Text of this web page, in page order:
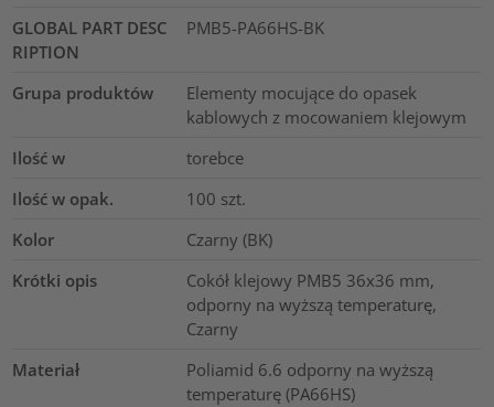
GLOBAL PART DESC
RIPTION
PMB5-PA66HS-BK
Grupa produktów
Elementy mocujące do opasek
kablowych z mocowaniem klejowym
Ilość w
torebce
Ilość w opak.
100 szt.
Kolor
Czarny (BK)
Krótki opis
Cokół klejowy PMB5 36x36 mm,
odporny na wyższą temperaturę,
Czarny
Materiał
Poliamid 6.6 odporny na wyższą
temperaturę (PA66HS)